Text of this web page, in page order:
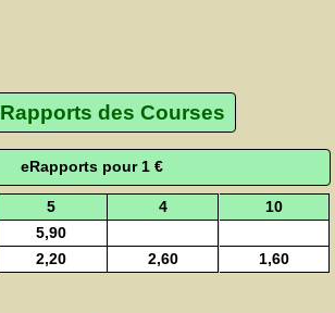
Rapports des Courses
eRapports pour 1 €
5 4
10
5,90
2,20 2,60 1,60